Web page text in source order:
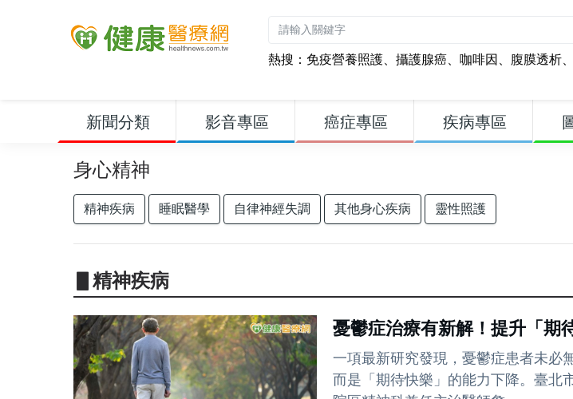
熱搜： 免疫營養照護、 攝護腺癌、 咖啡因、 腹膜透析、
新聞分類 影音專區 癌症專區 疾病專區
身心精神
精神疾病 睡眠醫學 自律神經失調 其他身心疾病 靈性照護
▋精神疾病
憂鬱症治療有新解！提升「期
一項最新研究發現，憂鬱症患者未必
而是「期待快樂」的能力下降。臺北